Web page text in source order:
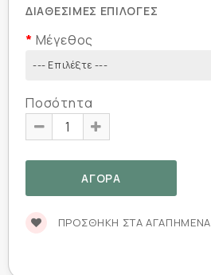
ΔΙΑΘΈΣΙΜΕΣ ΕΠΙΛΟΓΈΣ
Μέγεθος
Ποσότητα
ΠΡΟΣΘΉΚΗ ΣΤΑ ΑΓΑΠΗΜΈΝΑ